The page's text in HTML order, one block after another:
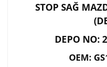
STOP SAĞ
DEPO NO:
OEM: